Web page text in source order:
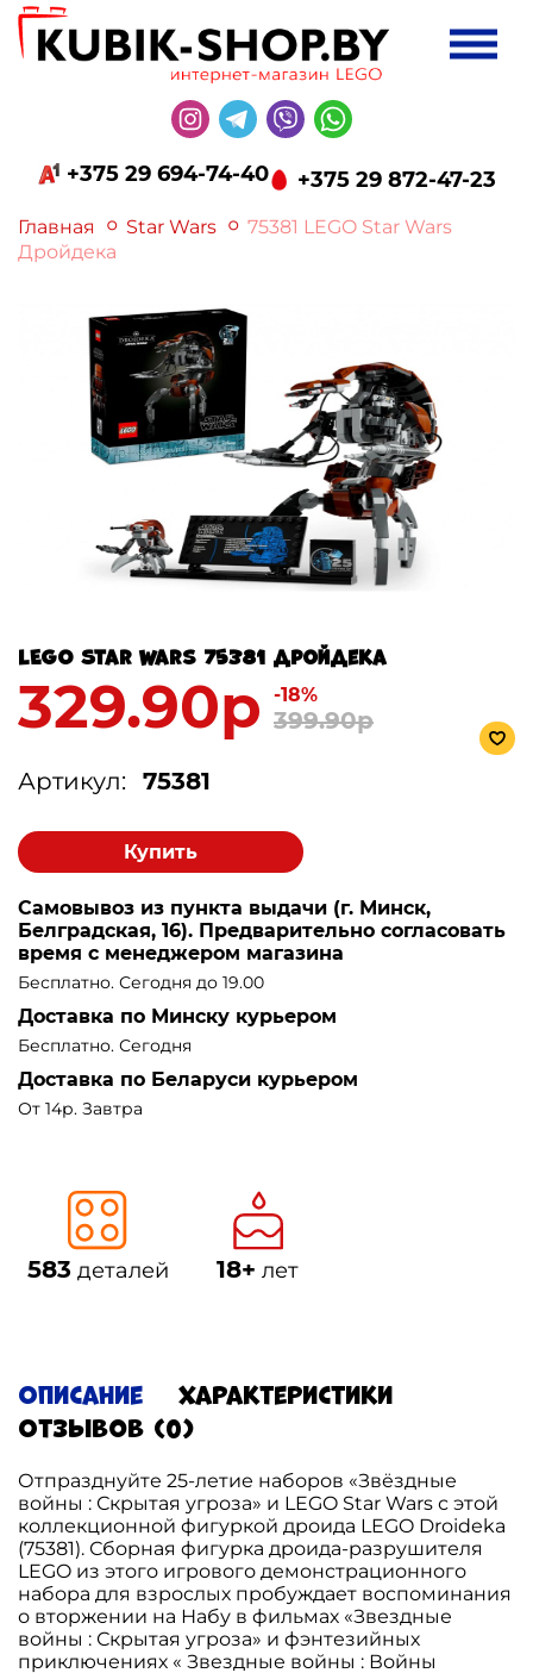
+375 29 694-74-40 +375 29 872-47-23
Главная Star Wars
75381 LEGO Star Wars
Дройдека
LEGO Star Wars 75381 Дройдека
329.90р -18%
399.90р
Артикул: 75381
Купить
Самовывоз из пункта выдачи (г. Минск,
Белградская, 16). Предварительно согласовать
время с менеджером магазина
Бесплатно. Сегодня до 19.00
Доставка по Минску курьером
Бесплатно. Сегодня
Доставка по Беларуси курьером
От 14р. Завтра
583 деталей 18+ лет
Описание
Характеристики
Отзывов (0)
Отпразднуйте 25-летие наборов «Звёздные
войны : Скрытая угроза» и LEGO Star Wars с этой
коллекционной фигуркой дроида LEGO Droideka
(75381). Сборная фигурка дроида-разрушителя
LEGO из этого игрового демонстрационного
набора для взрослых пробуждает воспоминания
о вторжении на Набу в фильмах «Звездные
войны : Скрытая угроза» и фэнтезийных
приключениях « Звездные войны : Войны